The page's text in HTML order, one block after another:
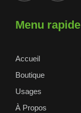
Menu rapide
Accueil
Boutique
Usages
À Propos